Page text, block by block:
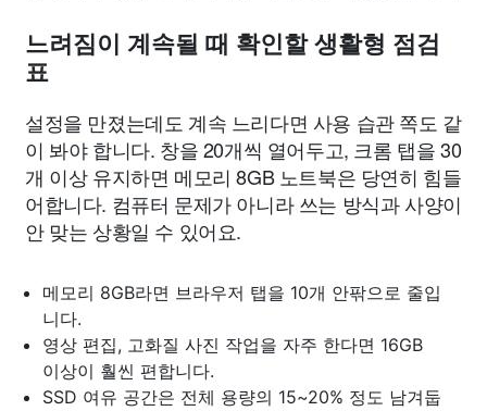
느려짐이 계속될 때 확인할 생활형 점검
표
설정을 만졌는데도 계속 느리다면 사용 습관 쪽도 같
이 봐야 합니다. 창을 20개씩 열어두고, 크롬 탭을 30
개 이상 유지하면 메모리 8GB 노트북은 당연히 힘들
어합니다. 컴퓨터 문제가 아니라 쓰는 방식과 사양이
안 맞는 상황일 수 있어요.
메모리 8GB라면 브라우저 탭을 10개 안팎으로 줄입
니다.
영상 편집, 고화질 사진 작업을 자주 한다면 16GB
이상이 훨씬 편합니다.
SSD 여유 공간은 전체 용량의 15~20% 정도 남겨둡